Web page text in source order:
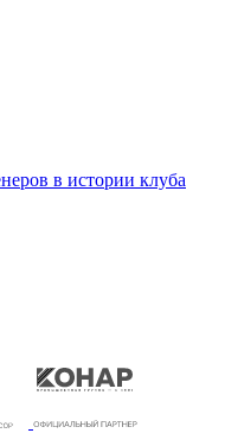
в истории клуба